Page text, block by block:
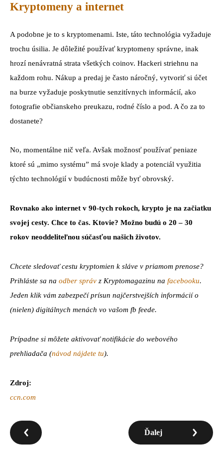
Kryptomeny a internet
A podobne je to s kryptomenami. Iste, táto technológia vyžaduje
trochu úsilia. Je dôležité používať kryptomeny správne, inak
hrozí nenávratná strata všetkých coinov. Hackeri striehnu na
každom rohu. Nákup a predaj je často náročný, vytvoriť si účet
na burze vyžaduje poskytnutie senzitívnych informácií, ako
fotografie občianskeho preukazu, rodné číslo a pod. A čo za to
dostanete?
No, momentálne nič veľa. Avšak možnosť používať peniaze
ktoré sú „mimo systému” má svoje klady a potenciál využitia
týchto technológií v budúcnosti môže byť obrovský.
Rovnako ako internet v 90-tych rokoch, krypto je na začiatku
svojej cesty. Chce to čas. Ktovie? Možno budú o 20 – 30
rokov neoddeliteľnou súčasťou našich životov.
Chcete sledovať cestu kryptomien k sláve v priamom prenose?
Prihláste sa na odber správ z Kryptomagazinu na facebooku.
Jeden klik vám zabezpečí prísun najčerstvejších informácií o
(nielen) digitálnych menách vo vašom fb feede.
Prípadne si môžete aktivovať notifikácie do webového
prehliadača (návod nájdete tu).
Zdroj:
ccn.com
Ďalej